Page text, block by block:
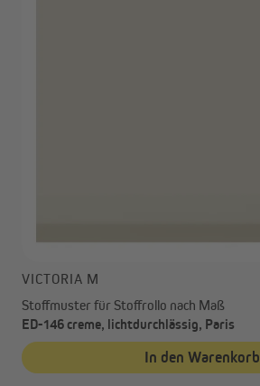
VICTORIA M
Stoffmuster für Stoffrollo nach Maß
ED-146 creme, lichtdurchlässig, Paris
In den Warenkorb